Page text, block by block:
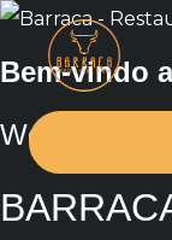
Bem-vindo
Welkom bij